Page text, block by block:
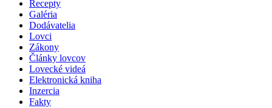
Recepty
Galéria
Dodávatelia
Lovci
Zákony
Články lovcov
Lovecké videá
Elektronická kniha
Inzercia
Fakty